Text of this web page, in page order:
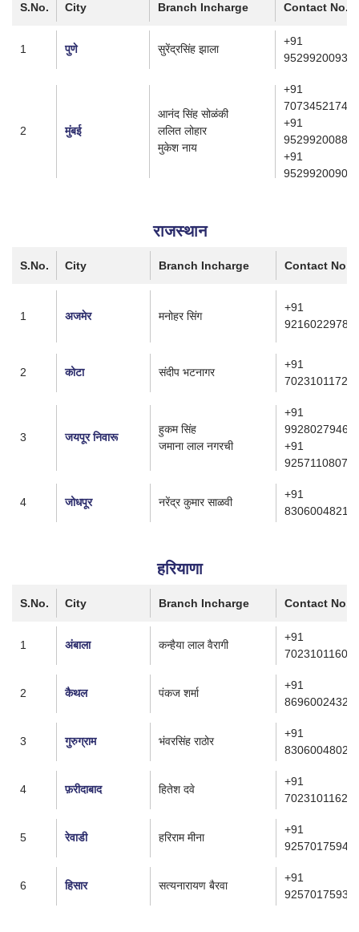
S.No. City Branch Incharge Contact No.
1 पुणे सुरेंद्रसिंह झाला
+91
9529920093
2 मुंबई
आनंद सिंह सोळंकी
ललित लोहार
मुकेश नाय
+91
7073452174
+91
9529920088
+91
9529920090
राजस्थान
S.No. City Branch Incharge Contact No.
1 अजमेर मनोहर सिंग
+91
9216022978
2 कोटा संदीप भटनागर
+91
7023101172
3 जयपूर निवारू
हुकम सिंह
जमाना लाल नगरची
+91
9928027946
+91
9257110807
4 जोधपूर नरेंद्र कुमार साळवी
+91
8306004821
हरियाणा
S.No. City Branch Incharge Contact No.
1 अंबाला कन्हैया लाल वैरागी
+91
7023101160
2 कैथल पंकज शर्मा
+91
8696002432
3 गुरुग्राम भंवरसिंह राठोर
+91
8306004802
4 फ़रीदाबाद हितेश दवे
+91
7023101162
5 रेवाडी हरिराम मीना
+91
9257017594
6 हिसार सत्यनारायण बैरवा
+91
9257017593